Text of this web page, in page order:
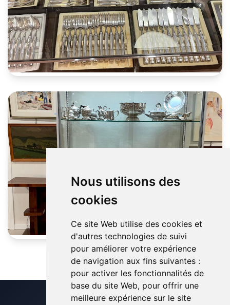
Nous utilisons des
cookies
Ce site Web utilise des cookies et
d'autres technologies de suivi
pour améliorer votre expérience
de navigation aux fins suivantes :
pour activer les fonctionnalités de
base du site Web, pour offrir une
meilleure expérience sur le site